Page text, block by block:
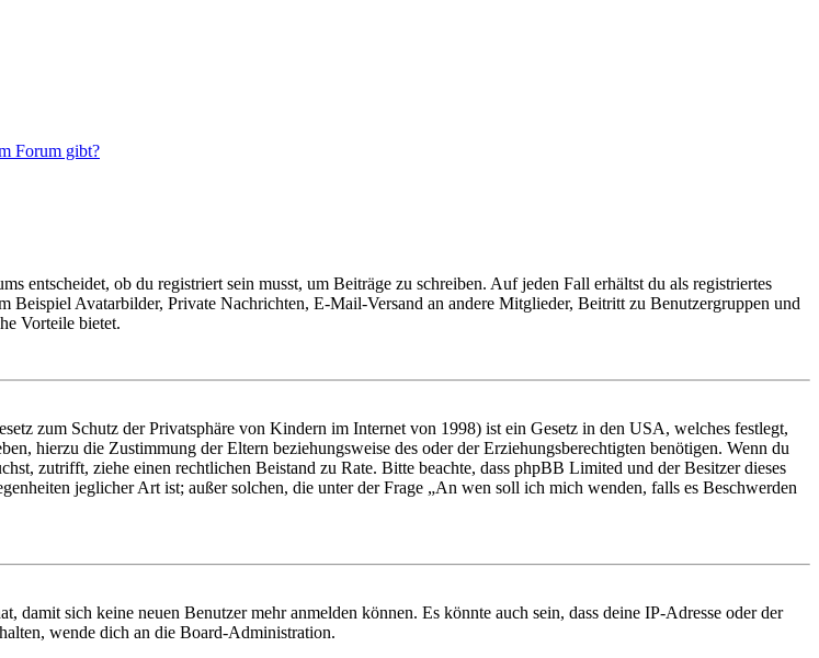
Forum gibt?
entscheidet, ob du registriert sein musst, um Beiträge zu schreiben. Auf jeden Fall erhältst du als registriertes
Avatarbilder, Private Nachrichten, E-Mail-Versand an andere Mitglieder, Beitritt zu Benutzergruppen und
Vorteile bietet.
zum Schutz der Privatsphäre von Kindern im Internet von 1998) ist ein Gesetz in den USA, welches festlegt,
hierzu die Zustimmung der Eltern beziehungsweise des oder der Erziehungsberechtigten benötigen. Wenn du
zutrifft, ziehe einen rechtlichen Beistand zu Rate. Bitte beachte, dass phpBB Limited und der Besitzer dieses
jeglicher Art ist; außer solchen, die unter der Frage „An wen soll ich mich wenden, falls es Beschwerden
damit sich keine neuen Benutzer mehr anmelden können. Es könnte auch sein, dass deine IP-Adresse oder der
wende dich an die Board-Administration.